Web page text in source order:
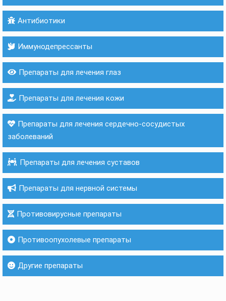
Антибиотики
Иммунодепрессанты
Препараты для лечения глаз
Препараты для лечения кожи
Препараты для лечения сердечно-сосудистых
заболеваний
Препараты для лечения суставов
Препараты для нервной системы
Противовирусные препараты
Противоопухолевые препараты
Другие препараты